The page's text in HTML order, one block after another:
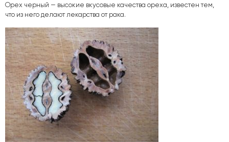
Орех черный — высокие вкусовые качества ореха, известен тем,
что из него делают лекарства от рака.